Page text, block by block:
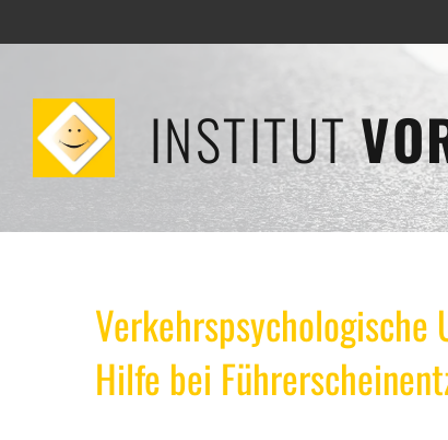
INSTITUT
Verkehrspsychologische
Hilfe bei